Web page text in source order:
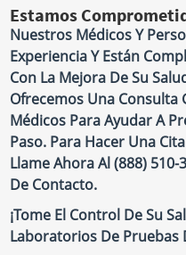
Estamos
Nuestros Médicos Y
Experiencia Y Están
Con La Mejora De Su
Ofrecemos Una
Médicos Para Ayudar A
Paso. Para Hacer Una
Llame Ahora Al (888)
De Contacto.
¡Tome El Control De Su
Laboratorios De Pruebas